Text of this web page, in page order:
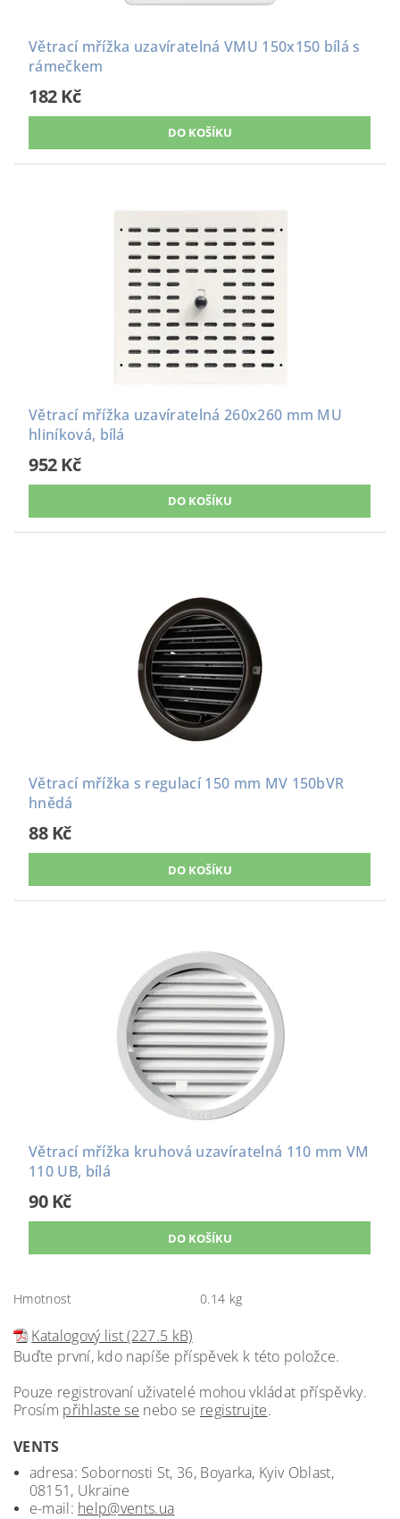
Větrací mřížka uzavíratelná VMU 150x150 bílá s
rámečkem
182 Kč
Větrací mřížka uzavíratelná 260x260 mm MU
hliníková, bílá
952 Kč
Větrací mřížka s regulací 150 mm MV 150bVR
hnědá
88 Kč
Větrací mřížka kruhová uzavíratelná 110 mm VM
110 UB, bílá
90 Kč
Hmotnost 0.14 kg
Katalogový list (227.5 kB)
Buďte první, kdo napíše příspěvek k této položce.
Pouze registrovaní uživatelé mohou vkládat příspěvky.
Prosím přihlaste se nebo se registrujte.
VENTS
adresa: Sobornosti St, 36, Boyarka, Kyiv Oblast,
08151, Ukraine
e-mail: help@vents.ua